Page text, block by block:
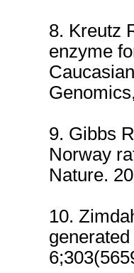
8. Kreutz
enzyme
9. Gibbs
Norway
Nature.
10.